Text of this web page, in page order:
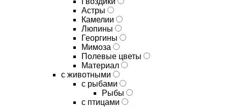
Астры
Камелии
Люпины
Георгины
Мимоза
Полевые цветы
Материал
с животными
с рыбами
Рыбы
с птицами